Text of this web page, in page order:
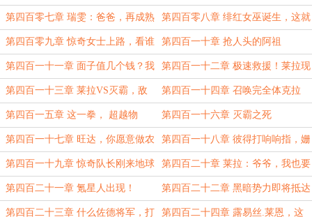
在计划中 掉！阿祖：我 ？
第四百零七章 瑞雯：爸爸，再成熟
的孩子，在父母面前都是小孩子
第四百零八章 绯红女巫诞生，这就
是我送的农场！
第四百零九章 惊奇女士上路，看谁
摇人厉害！
第四百一十章 抢人头的阿祖
第四百一十一章 面子值几个钱？我
孙女天下无敌
第四百一十二章 极速救援！莱拉现
身
第四百一十三章 莱拉VS灭霸，敌
人还是友人？
第四百一十四章 召唤完全体克拉
克，无敌少侠马克
第四百一五章 这一拳， 超越物
理，洞穿想象！
第四百一十六章 灭霸之死
第四百一十七章 旺达，你愿意做农
场的主人吗？
第四百一十八章 彼得打响响指，姗
姗来迟的惊奇队长
第四百一十九章 惊奇队长刚来地球
就挨打了
第四百二十章 莱拉：爷爷，我也要
守护农场
第四百二十一章 氪星人出现！ 第四百二十二章 黑暗势力即将抵达
地球！
第四百二十三章 什么佐德将军，打 第四百二十四章 露易丝.莱恩，这